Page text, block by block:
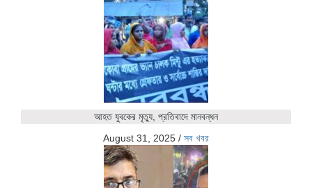
আহত যুবকের মৃত্যু, প্রতিবাদে মানবন্ধন
August 31, 2025 / সব খবর